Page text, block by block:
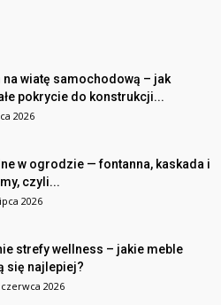
na wiatę samochodową – jak
pokrycie do konstrukcji...
2026
w ogrodzie — fontanna, kaskada i
czyli...
2026
strefy wellness – jakie meble
się najlepiej?
2026